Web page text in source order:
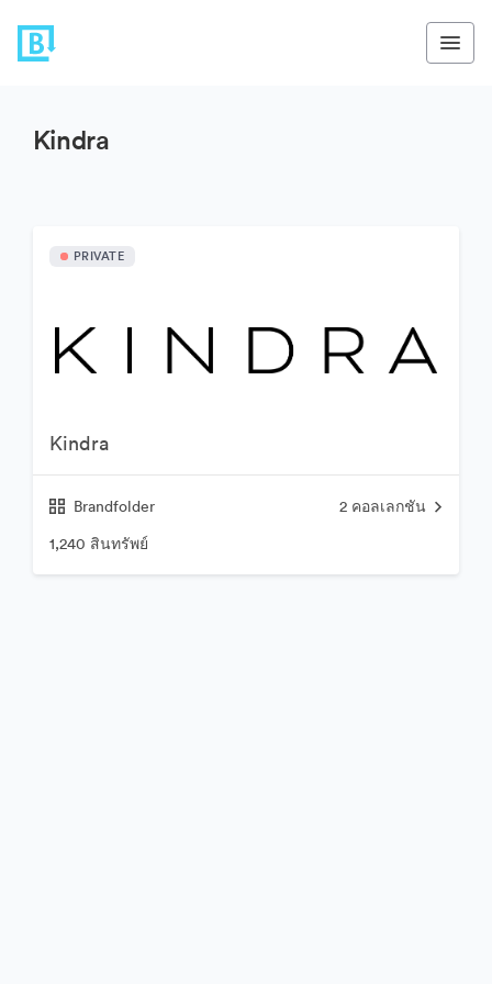
Kindra
PRIVATE
Kindra
Brandfolder 2 คอลเลกชัน
1,240 สินทรัพย์